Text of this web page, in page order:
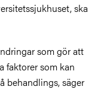
ska
som gör att
faktorer som kan
behandlings, säger